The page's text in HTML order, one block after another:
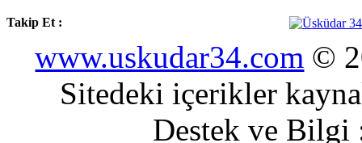
Takip Et :
www.uskudar34.com ©
Sitedeki içerikler
Destek ve